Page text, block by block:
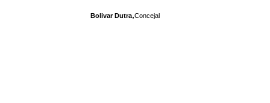
Bolivar Dutra,Concejal